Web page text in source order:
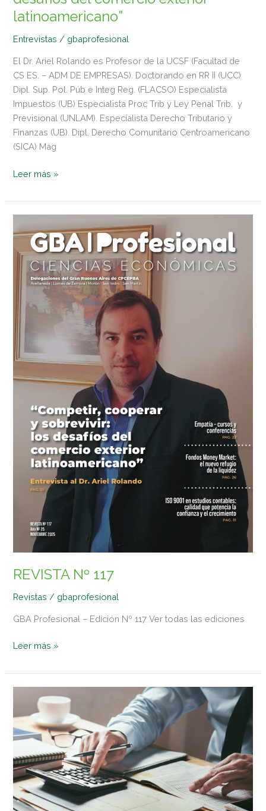
latinoamericano”
Entrevistas / gbaprofesional
El Dr. Ariel Rolando es Profesor de la UCSF (Facultad de
CS ES. – ADM DE EMPRESAS). Doctorando en RR II (UCC)
Dipl. Sup. Pol. Púb e Integ Reg. (FLACSO) Especialista
Impuestos (UB) Especialista Proc Trib y Ley Penal Trib. y
Previsional (UNLAM). Especialista Derecho Tributario y
Finanzas (UB). Dipl. Derecho Comunitario Centroamericano
(SICA) Mag
Leer más »
REVISTA Nº 117
Revistas / gbaprofesional
GBA Profesional – Edición Nº 117 Ver todas las ediciones
Nº
117
Leer más »
técnicas
profesionales
–
aplicación